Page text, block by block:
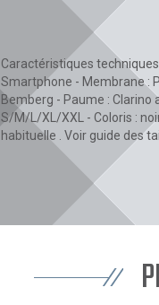
Caractéristiques
Smartphone - Membrane :
Bemberg - Paume :
S/M/L/XL/XXL - Coloris :
habituelle . Voir guide des